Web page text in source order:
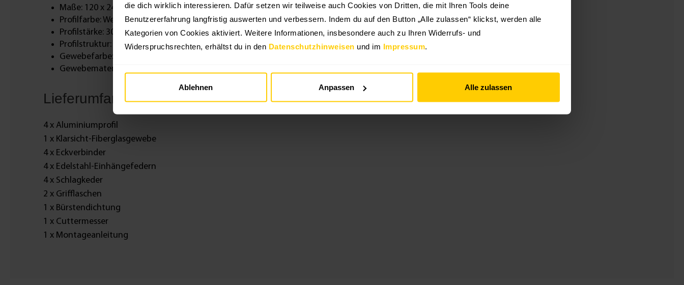
die dich wirklich interessieren. Dafür setzen wir teilweise auch Cookies von Dritten, die mit Ihren Tools deine
Benutzererfahrung langfristig auswerten und verbessern. Indem du auf den Button „Alle zulassen“ klickst, werden alle
Kategorien von Cookies aktiviert. Weitere Informationen, insbesondere auch zu Ihren Widerrufs- und
Widerspruchsrechten, erhältst du in den Datenschutzhinweisen und im Impressum.
Ablehnen Anpassen Alle zulassen
Maße: 120 x 240 cm
Profilfarbe: Weiß oder Anthrazit
Profilstärke: 30 x 11 mm
Profilstruktur: matt-sandiert
Gewebefarbe: Anthrazit
Gewebematerial: Fiberglas/PVC
Lieferumfang
4 x Aluminiumprofil
1 x Klarsicht-Fiberglasgewebe
4 x Eckverbinder
4 x Edelstahl-Einhängefedern
4 x Schlagkeder
2 x Grifflaschen
1 x Bürstendichtung
1 x Cuttermesser
1 x Montageanleitung